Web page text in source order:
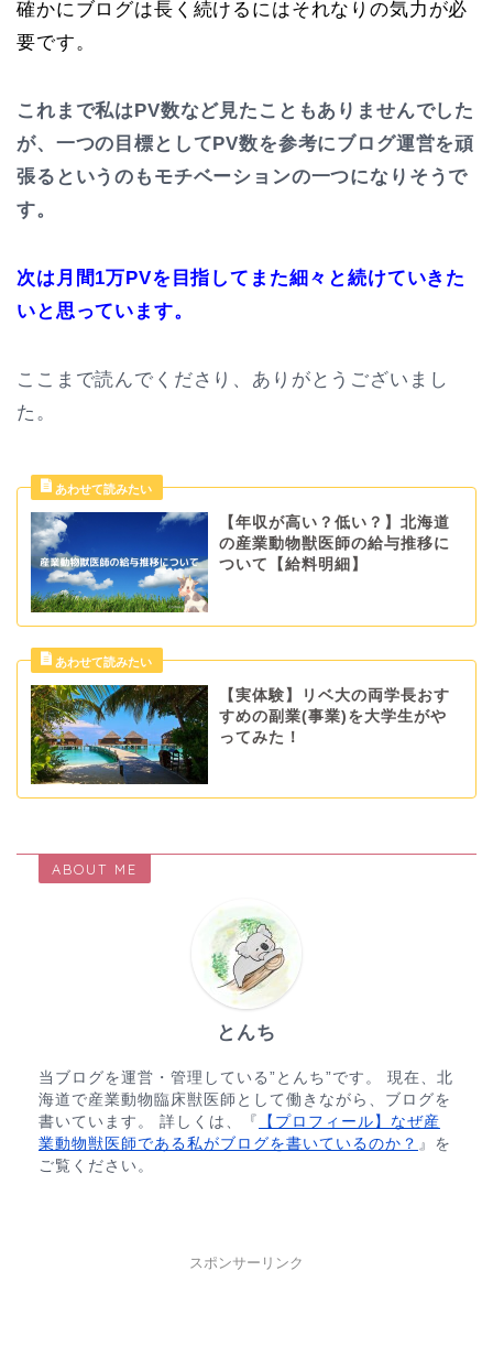
確かにブログは長く続けるにはそれなりの気力が必
要です。
これまで私はPV数など見たこともありませんでした
が、一つの目標としてPV数を参考にブログ運営を頑
張るというのもモチベーションの一つになりそうで
す。
次は月間1万PVを目指してまた細々と続けていきた
いと思っています。
ここまで読んでくださり、ありがとうございまし
た。
【年収が高い？低い？】北海道
の産業動物獣医師の給与推移に
ついて【給料明細】
【実体験】リベ大の両学長おす
すめの副業(事業)を大学生がや
ってみた！
ABOUT ME
とんち
当ブログを運営・管理している”とんち”です。 現在、北
海道で産業動物臨床獣医師として働きながら、ブログを
書いています。 詳しくは、『
【プロフィール】なぜ産
業動物獣医師である私がブログを書いているのか？ 』を
ご覧ください。
スポンサーリンク